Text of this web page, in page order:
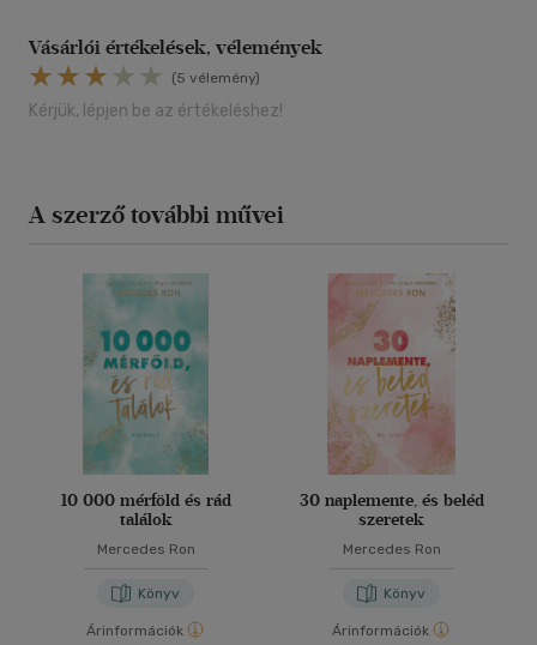
Vásárlói értékelések, vélemények
(5 vélemény)
Kérjük, lépjen be az értékeléshez!
A szerző további művei
10 000 mérföld és rád
találok
Mercedes Ron
Könyv
Árinformációk
30 naplemente, és beléd
szeretek
Mercedes Ron
Könyv
Árinformációk